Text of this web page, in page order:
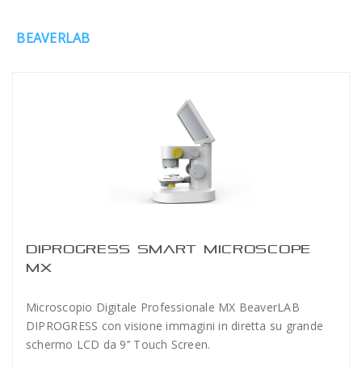
BEAVERLAB
DIPROGRESS SMART MICROSCOPE
MX
Microscopio Digitale Professionale MX BeaverLAB
DIPROGRESS con visione immagini in diretta su grande
schermo LCD da 9’’ Touch Screen.